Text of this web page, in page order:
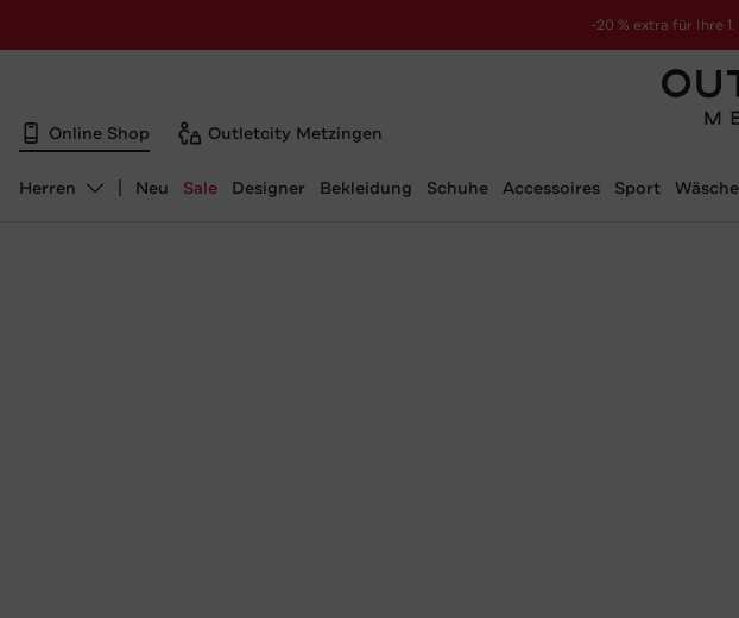
-20 % extra für Ihre
Online Shop Outletcity Metzingen
Abteilung ändern, ausgewählt:
Herren Neu Sale Designer Bekleidung Schuhe Accessoires Sport Wäsche